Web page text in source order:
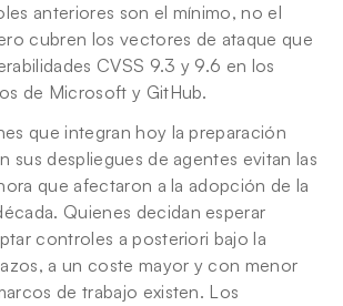
anteriores son el mínimo, no el
cubren los vectores de ataque que
CVSS 9.3 y 9.6 en los
de Microsoft y GitHub.
que integran hoy la preparación
sus despliegues de agentes evitan las
que afectaron a la adopción de la
Quienes decidan esperar
controles a posteriori bajo la
a un coste mayor y con menor
de trabajo existen. Los